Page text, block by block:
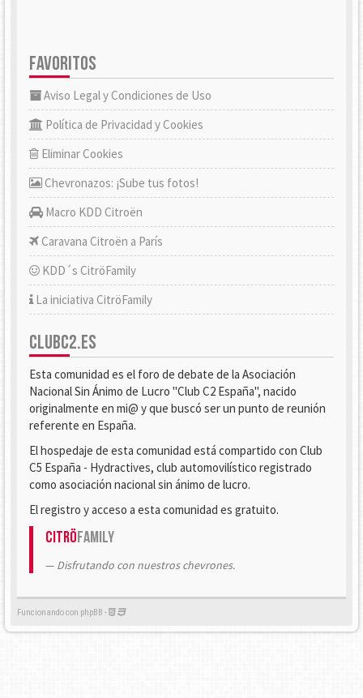
FAVORITOS
Aviso Legal y Condiciones de Uso
Política de Privacidad y Cookies
Eliminar Cookies
Chevronazos: ¡Sube tus fotos!
Macro KDD Citroën
Caravana Citroën a París
KDD´s CitröFamily
La iniciativa CitröFamily
CLUBC2.ES
Esta comunidad es el foro de debate de la Asociación
Nacional Sin Ánimo de Lucro "Club C2 España", nacido
originalmente en mi@ y que buscó ser un punto de reunión
referente en España.
El hospedaje de esta comunidad está compartido con Club
C5 España - Hydractives, club automovilístico registrado
como asociación nacional sin ánimo de lucro.
El registro y acceso a esta comunidad es gratuito.
CitröFamily
Disfrutando con nuestros chevrones.
Funcionando con phpBB -